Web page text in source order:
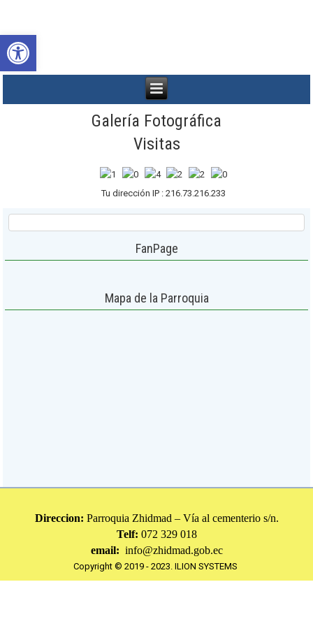
Galería Fotográfica
Visitas
Tu dirección IP : 216.73.216.233
FanPage
Mapa de la Parroquia
Direccion: Parroquia Zhidmad – Vía al cementerio s/n.
Telf: 072 329 018
email: info@zhidmad.gob.ec
Copyright © 2019 - 2023. ILION SYSTEMS
Abrir barra de herramientas